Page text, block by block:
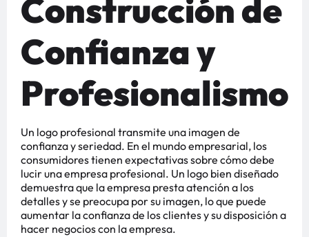
Construcción de
Confianza y
Profesionalismo
Un logo profesional transmite una imagen de
confianza y seriedad. En el mundo empresarial, los
consumidores tienen expectativas sobre cómo debe
lucir una empresa profesional. Un logo bien diseñado
demuestra que la empresa presta atención a los
detalles y se preocupa por su imagen, lo que puede
aumentar la confianza de los clientes y su disposición a
hacer negocios con la empresa​​​​.